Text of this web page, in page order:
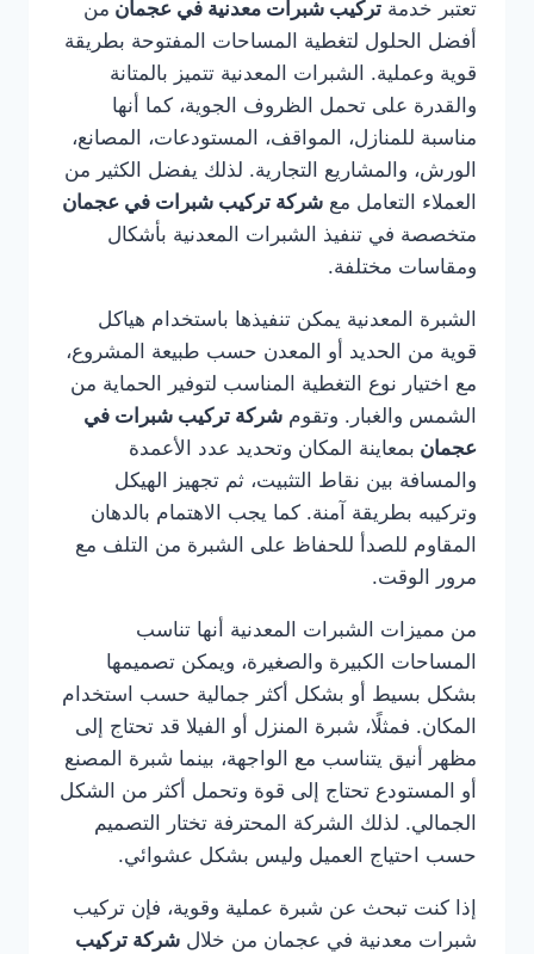
تعتبر خدمة تركيب شبرات معدنية في عجمان من
أفضل الحلول لتغطية المساحات المفتوحة بطريقة
قوية وعملية. الشبرات المعدنية تتميز بالمتانة
والقدرة على تحمل الظروف الجوية، كما أنها
مناسبة للمنازل، المواقف، المستودعات، المصانع،
الورش، والمشاريع التجارية. لذلك يفضل الكثير من
العملاء التعامل مع شركة تركيب شبرات في عجمان
متخصصة في تنفيذ الشبرات المعدنية بأشكال
ومقاسات مختلفة.
الشبرة المعدنية يمكن تنفيذها باستخدام هياكل
قوية من الحديد أو المعدن حسب طبيعة المشروع،
مع اختيار نوع التغطية المناسب لتوفير الحماية من
الشمس والغبار. وتقوم شركة تركيب شبرات في
عجمان بمعاينة المكان وتحديد عدد الأعمدة
والمسافة بين نقاط التثبيت، ثم تجهيز الهيكل
وتركيبه بطريقة آمنة. كما يجب الاهتمام بالدهان
المقاوم للصدأ للحفاظ على الشبرة من التلف مع
مرور الوقت.
من مميزات الشبرات المعدنية أنها تناسب
المساحات الكبيرة والصغيرة، ويمكن تصميمها
بشكل بسيط أو بشكل أكثر جمالية حسب استخدام
المكان. فمثلًا، شبرة المنزل أو الفيلا قد تحتاج إلى
مظهر أنيق يتناسب مع الواجهة، بينما شبرة المصنع
أو المستودع تحتاج إلى قوة وتحمل أكثر من الشكل
الجمالي. لذلك الشركة المحترفة تختار التصميم
حسب احتياج العميل وليس بشكل عشوائي.
إذا كنت تبحث عن شبرة عملية وقوية، فإن تركيب
شبرات معدنية في عجمان من خلال شركة تركيب